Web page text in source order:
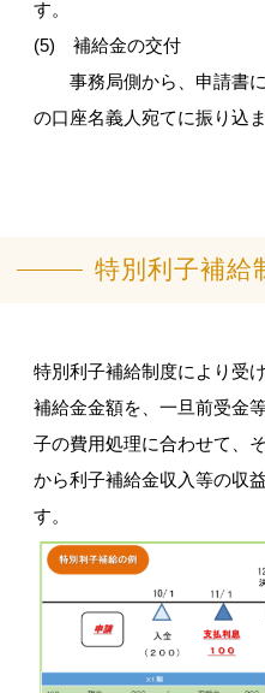
す。
(5) 補給金の交付
事務局側から、申請書に
の口座名義人宛てに振り込ま
特別利子補給
特別利子補給制度により受
補給金金額を、一旦前受金
子の費用処理に合わせて、
から利子補給金収入等の収
す。